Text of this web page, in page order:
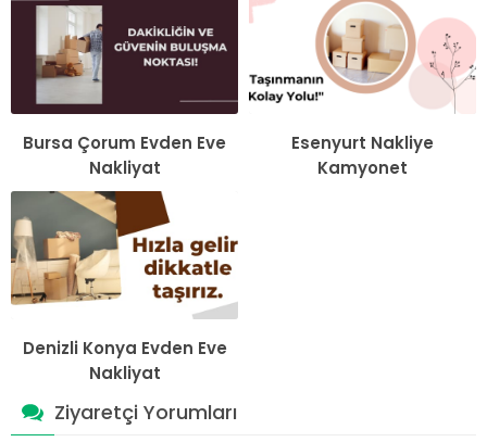
Bursa Çorum Evden Eve
Nakliyat
Esenyurt Nakliye
Kamyonet
Denizli Konya Evden Eve
Nakliyat
Ziyaretçi Yorumları